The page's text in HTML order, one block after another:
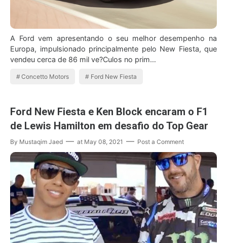
A Ford vem apresentando o seu melhor desempenho na
Europa, impulsionado principalmente pelo New Fiesta, que
vendeu cerca de 86 mil ve?Culos no prim…
Concetto Motors Ford New Fiesta
Ford New Fiesta e Ken Block encaram o F1
de Lewis Hamilton em desafio do Top Gear
By Mustaqim Jaed at May 08, 2021 Post a Comment